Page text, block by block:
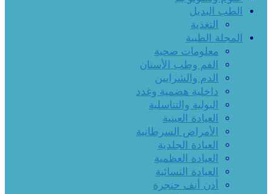
الطب البديل
التغذية
المجلة الطبية
معلومات صحية
الفم وطب الأسنان
الدم والشرايين
داخلية هضمية وغدد
البولية والتناسلية
العيادة العينية
الأمراض السرطانية
العيادة الجلدية
العيادة العظمية
العيادة النسائية
أذن أنف حنجرة